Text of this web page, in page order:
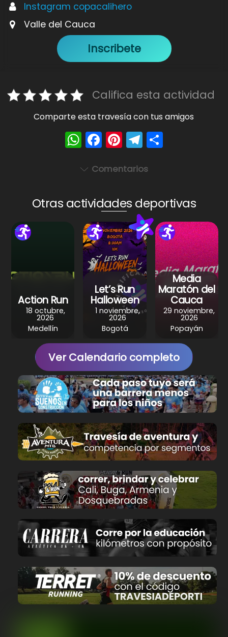
Instagram copacalihero
Valle del Cauca
Inscribete
Califica esta actividad
Comparte esta travesía con tus amigos
W
h
a
A
p
p
F
a
c
b
o
o
k
Pi
nt
er
st
T
el
e
a
m
Comentarios
Otras actividades deportivas
Action Run
18 octubre,
2026
Medellín
Let’s Run
Halloween
1 noviembre,
2026
Bogotá
Media
Maratón del
Cauca
29 noviembre,
2026
Popayán
Ver Calendario completo